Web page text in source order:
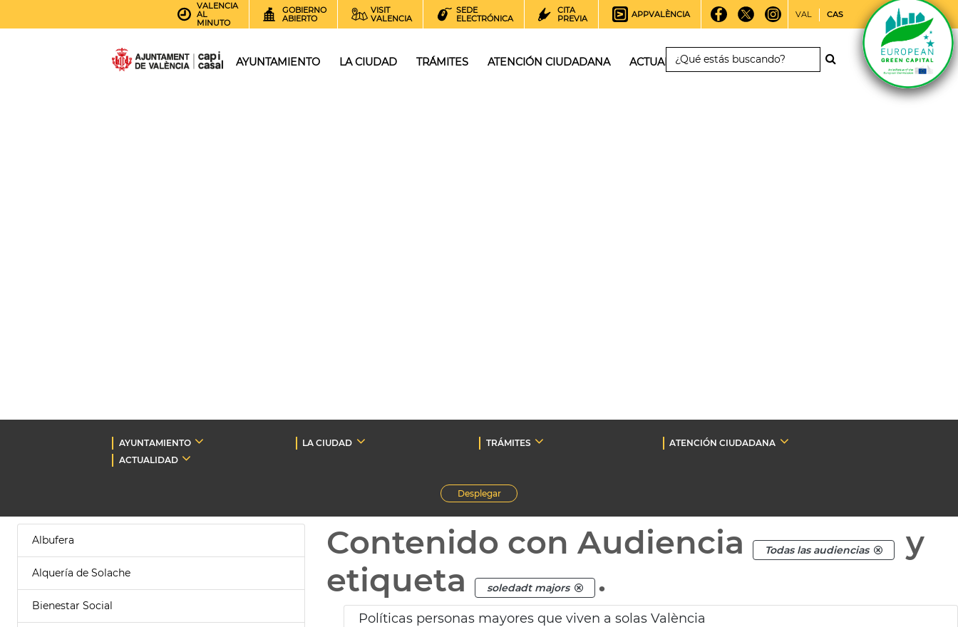
VALENCIA
AL
MINUTO
GOBIERNO
ABIERTO
VISIT
VALENCIA
SEDE
ELECTRÓNICA
CITA
PREVIA
APPVALÈNCIA VAL CAS
AYUNTAMIENTO LA CIUDAD TRÁMITES ATENCIÓN CIUDADANA ACTUALIDAD
AYUNTAMIENTO LA CIUDAD TRÁMITES
ATENCIÓN CIUDADANA
ACTUALIDAD
Desplegar
Albufera
Alquería de Solache
Bienestar Social
Contenido con Audiencia Todas las audiencias
y
etiqueta
soledadt majors .
Políticas personas mayores que viven a solas València